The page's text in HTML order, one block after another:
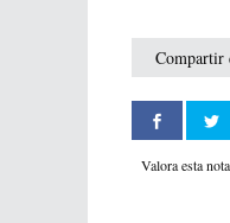
Compartir
Valora esta nota